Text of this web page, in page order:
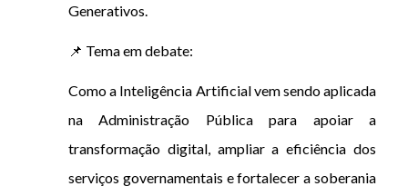
Generativos.
📌 Tema em debate:
Como a Inteligência Artificial vem sendo aplicada
na Administração Pública para apoiar a
transformação digital, ampliar a eficiência dos
serviços governamentais e fortalecer a soberania